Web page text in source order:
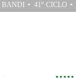
BANDI 41° CICLO